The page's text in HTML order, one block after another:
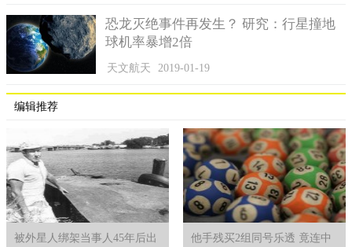
随后，格雷斯四肢被束缚着送往少管所。而妈妈称，这一切
不过是因为她们的黑皮肤，对此她感到十分难过。
根据相关消息，格雷斯仍需在少管所等待新的听证会召开，
恐龙灭绝事件再发生？ 研究：行星撞地
球机率暴增2倍
天文航天 2019-01-19
编辑推荐
被外星人绑架当事人45年后出
他手残买2组同号乐透 竟连中